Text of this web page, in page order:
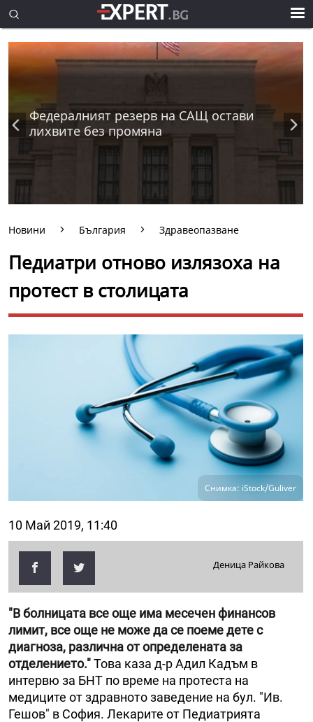
Федералният резерв на САЩ остави
лихвите без промяна
Новини България Здравеопазване
Педиатри отново излязоха на
протест в столицата
Снимка: iStock/Guliver
10 Май 2019, 11:40
Деница Райкова
"В болницата все още има месечен финансов
лимит, все още не може да се поеме дете с
диагноза, различна от определената за
отделението."Това каза д-р Адил Кадъм в
интервю за БНТ по време на протеста на
медиците от здравното заведение на бул. "Ив.
Гешов" в София. Лекарите от Педиатрията